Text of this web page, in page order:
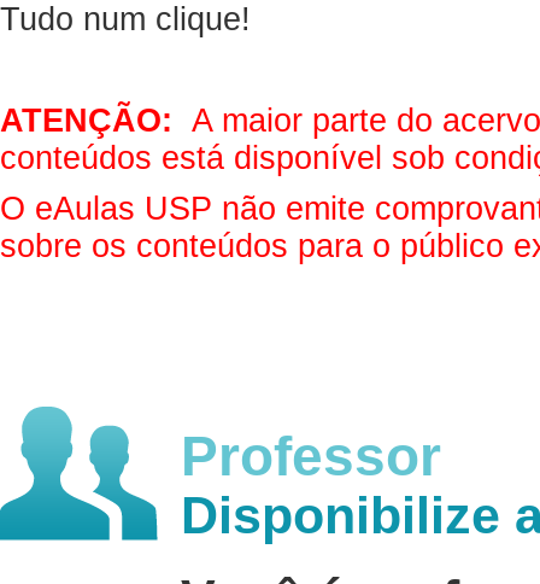
Tudo num clique!
ATENÇÃO: A maior parte do
conteúdos está disponível sob
O eAulas USP não emite
sobre os conteúdos para o público
Professor
Disponibilize